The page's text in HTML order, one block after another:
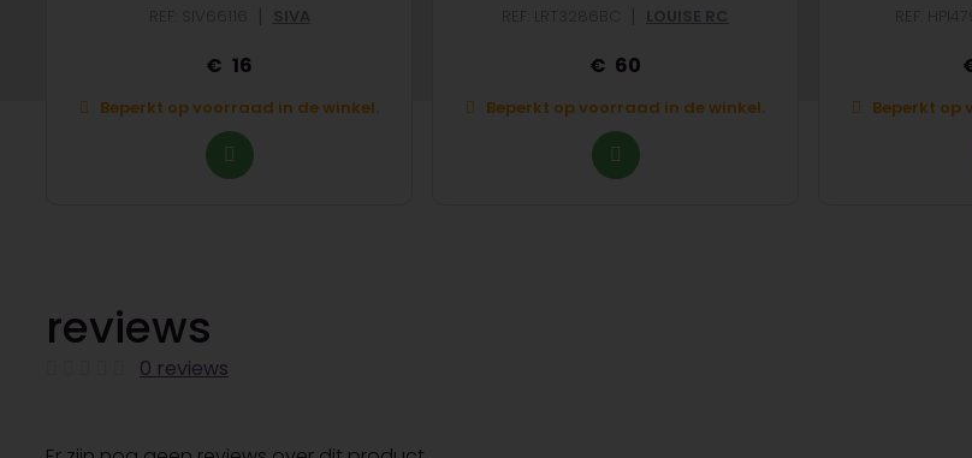
| SIVA
16
Beperkt op voorraad in de winkel.
REF: LRT3286BC | LOUISE RC
60
Beperkt op voorraad in de winkel.
REF:
Beperkt op
reviews
0 reviews